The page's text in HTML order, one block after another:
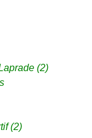
(2)
(2)